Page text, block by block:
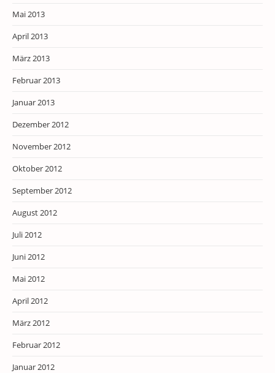
Mai 2013
April 2013
März 2013
Februar 2013
Januar 2013
Dezember 2012
November 2012
Oktober 2012
September 2012
August 2012
Juli 2012
Juni 2012
Mai 2012
April 2012
März 2012
Februar 2012
Januar 2012